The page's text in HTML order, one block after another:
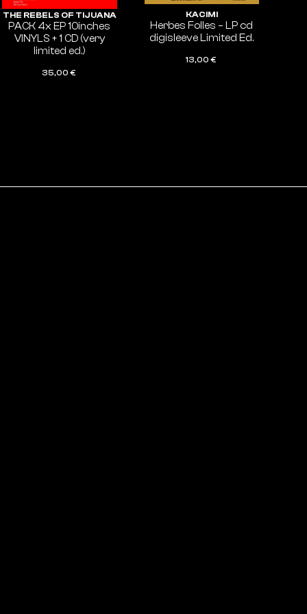
THE REBELS OF TIJUANA
PACK 4x EP 10inches
VINYLS + 1 CD (very
limited ed.)
35,00€
KACIMI
Herbes Folles – LP cd
digisleeve Limited Ed.
13,00€